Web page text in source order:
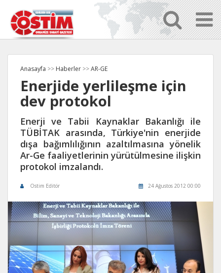
Anasayfa >> Haberler >>AR-GE
Enerjide yerlileşme için
dev protokol
Enerji ve Tabii Kaynaklar Bakanlığı ile
TÜBİTAK arasında, Türkiye'nin enerjide
dışa bağımlılığının azaltılmasına yönelik
Ar-Ge faaliyetlerinin yürütülmesine ilişkin
protokol imzalandı.
Ostim Editör 24 Ağustos 2012 00:00